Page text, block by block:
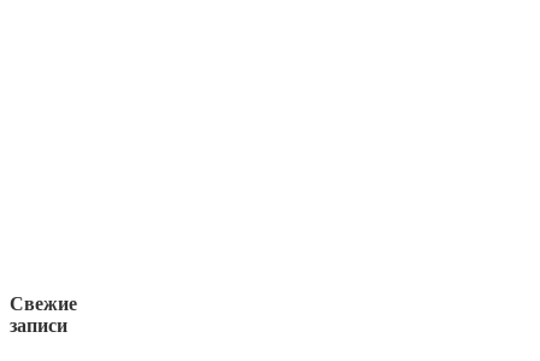
Свежие
записи